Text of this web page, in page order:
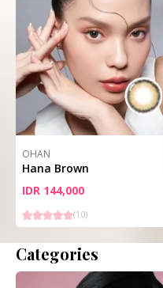
OHAN
Hana Brown
IDR 144,000
(10)
Categories